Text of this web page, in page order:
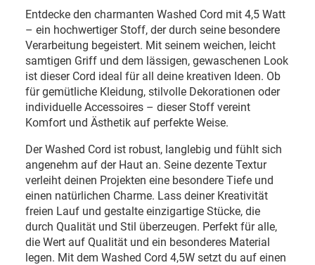
Entdecke den charmanten Washed Cord mit 4,5 Watt
– ein hochwertiger Stoff, der durch seine besondere
Verarbeitung begeistert. Mit seinem weichen, leicht
samtigen Griff und dem lässigen, gewaschenen Look
ist dieser Cord ideal für all deine kreativen Ideen. Ob
für gemütliche Kleidung, stilvolle Dekorationen oder
individuelle Accessoires – dieser Stoff vereint
Komfort und Ästhetik auf perfekte Weise.
Der Washed Cord ist robust, langlebig und fühlt sich
angenehm auf der Haut an. Seine dezente Textur
verleiht deinen Projekten eine besondere Tiefe und
einen natürlichen Charme. Lass deiner Kreativität
freien Lauf und gestalte einzigartige Stücke, die
durch Qualität und Stil überzeugen. Perfekt für alle,
die Wert auf Qualität und ein besonderes Material
legen. Mit dem Washed Cord 4,5W setzt du auf einen